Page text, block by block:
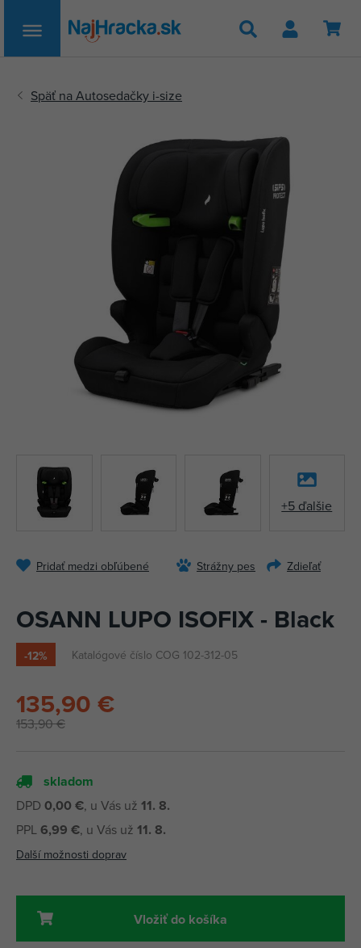
Hľadať
+5 ďalšie
Pridať medzi obľúbené Strážny pes Zdieľať
OSANN LUPO ISOFIX - Black
-12% Katalógové číslo COG 102-312-05
153,90 €
135,90 €
skladom
DPD 0,00 €, u Vás už 11. 8.
PPL6,99 €, u Vás už 11. 8.
Další možnosti doprav
Vložiť do košíka